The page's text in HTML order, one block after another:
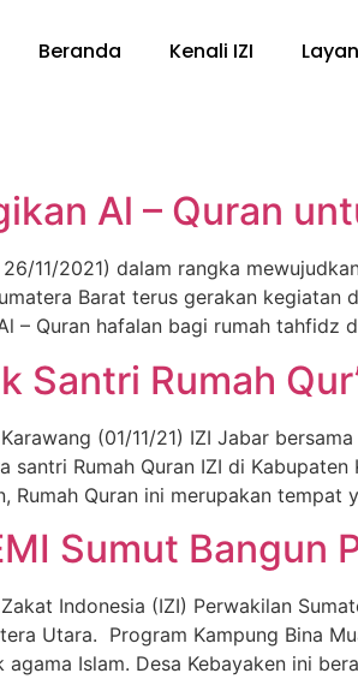
Beranda Kenali IZI
Al – Quran
26/11/2021) dalam rangka
Barat terus gerakan
– Quran hafalan bagi rumah tahfidz
Santri Rumah
(01/11/21) IZI Jabar
santri Rumah Quran IZI di
Rumah Quran ini merupakan
Sumut Bangun
Indonesia (IZI) Perwakilan
Utara. Program Kampung Bina
agama Islam. Desa Kebayaken ini